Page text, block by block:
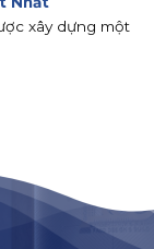
xây dựng một